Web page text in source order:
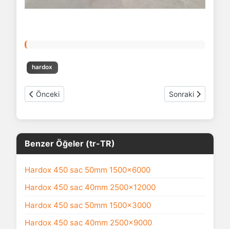
hardox
Önceki makale: Hardoks
Önceki Sonraki makale:
Sonraki
Benzer Öğeler (tr-TR)
Hardox 450 sac 50mm 1500x6000
Hardox 450 sac 40mm 2500x12000
Hardox 450 sac 50mm 1500x3000
Hardox 450 sac 40mm 2500x9000